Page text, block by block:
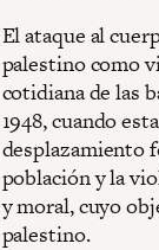
El ataque al
palestino como
cotidiana de las
1948, cuando
desplazamiento
población y la
y moral, cuyo
palestino.